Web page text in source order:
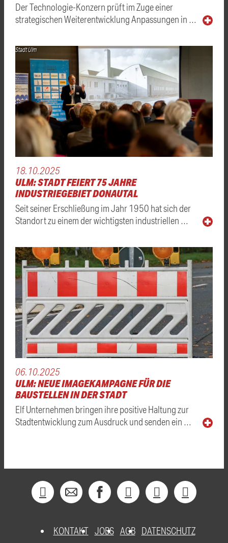
Der Technologie-Konzern prüft im Zuge einer
strategischen Weiterentwicklung Anpassungen in …
Stadt Ulm
18.10.2025
ULM: STADT FEIERT 75 JAHRE
INDUSTRIEGEBIET DONAUTAL
Seit seiner Erschließung im Jahr 1950 hat sich der
Standort zu einem der wichtigsten industriellen …
06.10.2025
ULM: NEUE IMAGEKAMPAGNE FÜR DIE
BAUSTELLEN IN DER STADT
Elf Unternehmen bringen ihre positive Haltung zur
Stadtentwicklung zum Ausdruck und senden ein …
KONTAKT JOBS AGB DATENSCHUTZ